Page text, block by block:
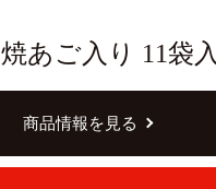
あご入り 11袋入
商品情報を見る